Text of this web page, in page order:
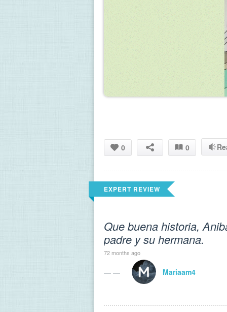
0 0
EXPERT REVIEW
Que buena historia,
padre y su hermana.
72 months ago
— — Mariaam4